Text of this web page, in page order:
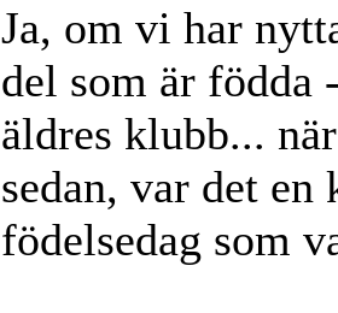
Ja, om vi har
del som är födda
äldres klubb...
sedan, var det
födelsedag som